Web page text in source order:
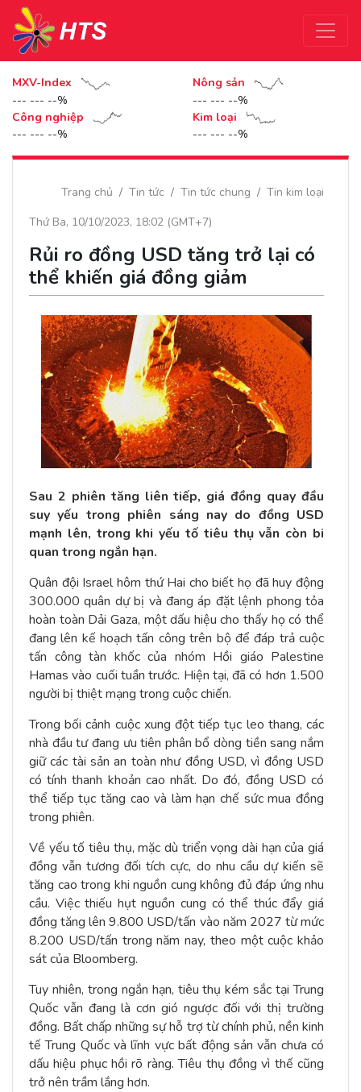
MXV-Index
--- --- --%
Nông sản
--- --- --%
Công nghiệp
--- --- --%
Kim loại
--- --- --%
Trang chủ Tin tức Tin tức chung
Tin kim loại
Thứ Ba, 10/10/2023, 18:02 (GMT+7)
Rủi ro đồng USD tăng trở lại có
thể khiến giá đồng giảm
Sau 2 phiên tăng liên tiếp, giá đồng quay đầu
suy yếu trong phiên sáng nay do đồng USD
mạnh lên, trong khi yếu tố tiêu thụ vẫn còn bi
quan trong ngắn hạn.
Quân đội Israel hôm thứ Hai cho biết họ đã huy động
300.000 quân dự bị và đang áp đặt lệnh phong tỏa
hoàn toàn Dải Gaza, một dấu hiệu cho thấy họ có thể
đang lên kế hoạch tấn công trên bộ để đáp trả cuộc
tấn công tàn khốc của nhóm Hồi giáo Palestine
Hamas vào cuối tuần trước. Hiện tại, đã có hơn 1.500
người bị thiệt mạng trong cuộc chiến.
Trong bối cảnh cuộc xung đột tiếp tục leo thang, các
nhà đầu tư đang ưu tiên phân bổ dòng tiền sang nắm
giữ các tài sản an toàn như đồng USD, vì đồng USD
có tính thanh khoản cao nhất. Do đó, đồng USD có
thể tiếp tục tăng cao và làm hạn chế sức mua đồng
trong phiên.
Về yếu tố tiêu thụ, mặc dù triển vọng dài hạn của giá
đồng vẫn tương đối tích cực, do nhu cầu dự kiến sẽ
tăng cao trong khi nguồn cung không đủ đáp ứng nhu
cầu. Việc thiếu hụt nguồn cung có thể thúc đẩy giá
đồng tăng lên 9.800 USD/tấn vào năm 2027 từ mức
8.200 USD/tấn trong năm nay, theo một cuộc khảo
sát của Bloomberg.
Tuy nhiên, trong ngắn hạn, tiêu thụ kém sắc tại Trung
Quốc vẫn đang là cơn gió ngược đối với thị trường
đồng. Bất chấp những sự hỗ trợ từ chính phủ, nền kinh
tế Trung Quốc và lĩnh vực bất động sản vẫn chưa có
dấu hiệu phục hồi rõ ràng. Tiêu thụ đồng vì thế cũng
trở nên trầm lắng hơn.